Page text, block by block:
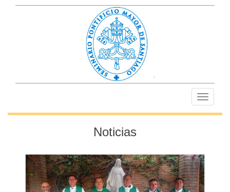
Toggle
Noticias